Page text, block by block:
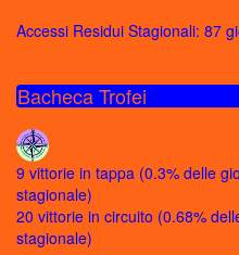
Accessi Residui Stagionali: 87
Bacheca Trofei
9 vittorie in tappa (0.3% delle
stagionale)
20 vittorie in circuito (0.68%
stagionale)